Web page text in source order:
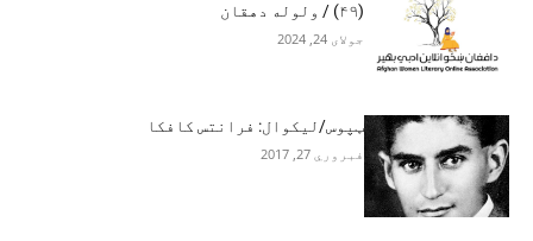
(۴۹) / ولوله دهقان
جولای 24, 2024
ټپوس/لیکوال: فرانتس کافکا
فبروري 27, 2017